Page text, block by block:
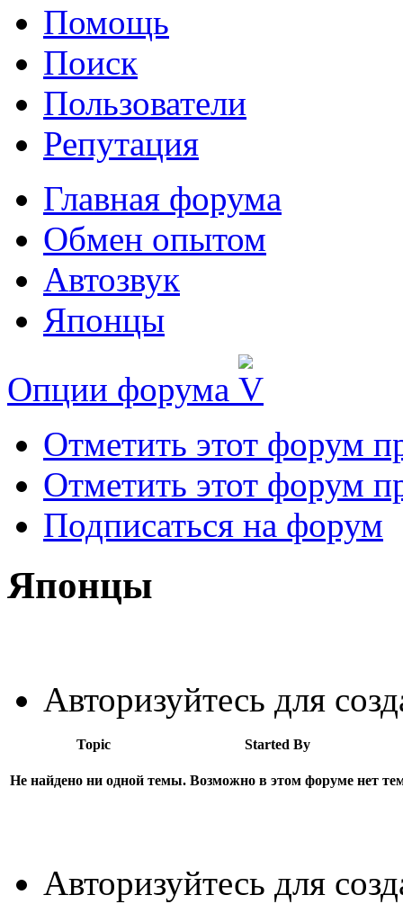
Помощь
Поиск
Пользователи
Репутация
Главная форума
Обмен опытом
Автозвук
Японцы
Опции форума
Отметить этот форум
Отметить этот форум
Подписаться на форум
Японцы
Авторизуйтесь для
Topic Started By
Не найдено ни одной темы. Возможно в этом форуме нет
Авторизуйтесь для